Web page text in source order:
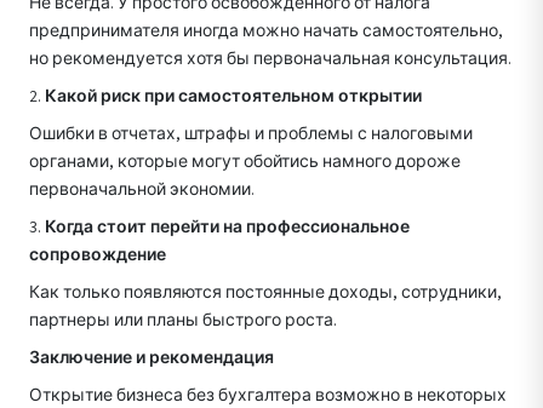
предпринимателя иногда можно начать самостоятельно,
но рекомендуется хотя бы первоначальная консультация.
2. Какой риск при самостоятельном открытии
Ошибки в отчетах, штрафы и проблемы с налоговыми
органами, которые могут обойтись намного дороже
первоначальной экономии.
3. Когда стоит перейти на профессиональное
сопровождение
Как только появляются постоянные доходы, сотрудники,
партнеры или планы быстрого роста.
Заключение и рекомендация
Открытие бизнеса без бухгалтера возможно в некоторых